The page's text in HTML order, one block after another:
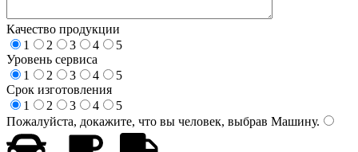
Качество продукции
1
2 3 4
5
Уровень сервиса
1
2 3 4
5
Срок изготовления
1
2 3 4
5
Пожалуйста, докажите, что вы человек, выбрав Машину.